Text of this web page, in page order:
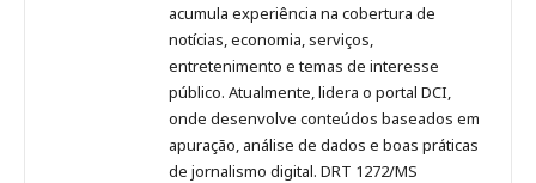
acumula experiência na cobertura de
notícias, economia, serviços,
entretenimento e temas de interesse
público. Atualmente, lidera o portal DCI,
onde desenvolve conteúdos baseados em
apuração, análise de dados e boas práticas
de jornalismo digital. DRT 1272/MS